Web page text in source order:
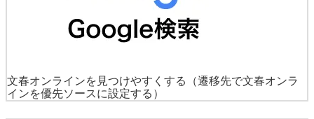
文春オンラインを見つけやすくする
（遷移先で文春オンラ
インを優先ソースに設定する）